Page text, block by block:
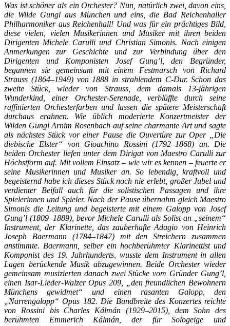
Was ist schöner als ein Orchester? Nun, natürlich zwei, davon eins,
die Wilde Gungl aus München und eins, die Bad Reichenhaller
Philharmoniker aus Reichenhall! Und was für ein prächtiges Bild,
diese vielen, vielen Musikerinnen und Musiker mit ihren beiden
Dirigenten Michele Carulli und Christian Simonis. Nach einigen
Anmerkungen zur Geschichte und zur Verbindung über den
Dirigenten und Komponisten Josef Gung’l, den Begründer,
begannen sie gemeinsam mit einem Festmarsch von Richard
Strauss (1864–1949) von 1888 in strahlendem C-Dur. Schon das
zweite Stück, wieder von Strauss, dem damals 13-jährigen
Wunderkind, einer Orchester-Serenade, verblüffte durch seine
raffinierten Orchesterfarben und lassen die spätere Meisterschaft
durchaus erahnen. Wie üblich moderierte Konzertmeister der
Wilden Gungl Arnim Rosenbach auf seine charmante Art und sagte
als nächstes Stück vor einer Pause die Ouvertüre zur Oper „Die
diebische Elster“ von Gioachino Rossini (1792–1868) an. Die
beiden Orchester liefen unter dem Dirigat von Maestro Carulli zur
Höchstform auf. Mit vollem Einsatz – wie wir es kennen – feuerte er
seine Musikerinnen und Musiker an. So lebendig, kraftvoll und
begeisternd habe ich dieses Stück noch nie erlebt, großer Jubel und
verdienter Beifall auch für die solistischen Passagen und ihre
Spielerinnen und Spieler. Nach der Pause übernahm gleich Maestro
Simonis die Leitung und begeisterte mit einem Galopp von Josef
Gung’l (1809–1889), bevor Michele Carulli als Solist an „seinem“
Instrument, der Klarinette, das zauberhafte Adagio von Heinrich
Joseph Baermann (1784–1847) mit den Streichern zusammen
anstimmte. Baermann, selber ein hochberühmter Klarinettist und
Komponist des 19. Jahrhunderts, wusste dem Instrument in allen
Lagen berückende Musik abzugewinnen. Beide Orchester wieder
gemeinsam musizierten danach zwei Stücke vom Gründer Gung’l,
einen Isar-Lieder-Walzer Opus 209, „den freundlichen Bewohnern
Münchens gewidmet“ und einen rasanten Galopp, den
„Narrengalopp“ Opus 182. Die Bandbreite des Konzertes reichte
von Rossini bis Charles Kálmán (1929–2015), dem Sohn des
berühmten Emmerich Kálmán, der für Sologeige und